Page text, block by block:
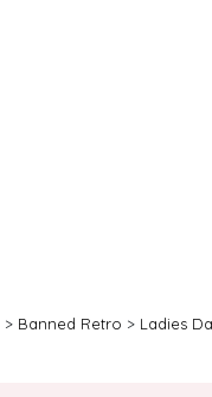
> Banned Retro > Ladies